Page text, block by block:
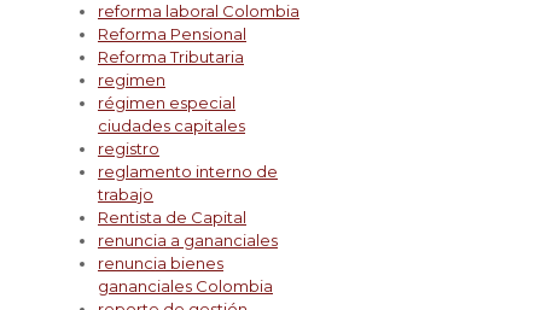
reforma laboral Colombia
Reforma Pensional
Reforma Tributaria
regimen
régimen especial
ciudades capitales
registro
reglamento interno de
trabajo
Rentista de Capital
renuncia a gananciales
renuncia bienes
gananciales Colombia